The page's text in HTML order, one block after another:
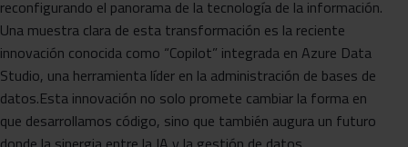
reconfigurando el panorama de la tecnología de la información.
Una muestra clara de esta transformación es la reciente
innovación conocida como “Copilot” integrada en Azure Data
Studio, una herramienta líder en la administración de bases de
datos.Esta innovación no solo promete cambiar la forma en
que desarrollamos código, sino que también augura un futuro